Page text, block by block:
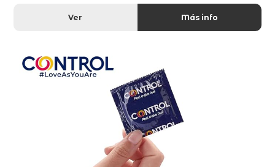
Ver Más info